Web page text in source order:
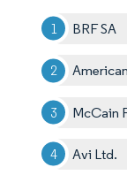
BRF SA
McCain
Avi Ltd.